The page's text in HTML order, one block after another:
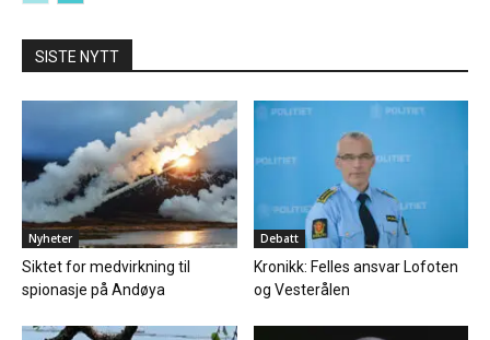
SISTE NYTT
Nyheter
Siktet for medvirkning til
spionasje på Andøya
Debatt
Kronikk: Felles ansvar Lofoten
og Vesterålen